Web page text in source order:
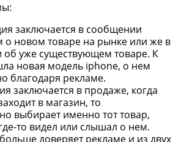
заключается в сообщении
о новом товаре на рынке или же в
уже существующем товаре. К
новая модель iphone, о нем
благодаря рекламе.
заключается в продаже, когда
в магазин, то
выбирает именно тот товар,
то видел или слышал о нем.
доверяет рекламе и из двух